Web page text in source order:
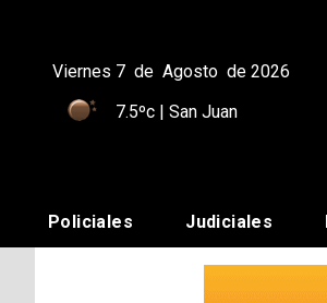
Viernes 7 de Agosto de 2026
7.5ºc | San Juan
Policiales Judiciales